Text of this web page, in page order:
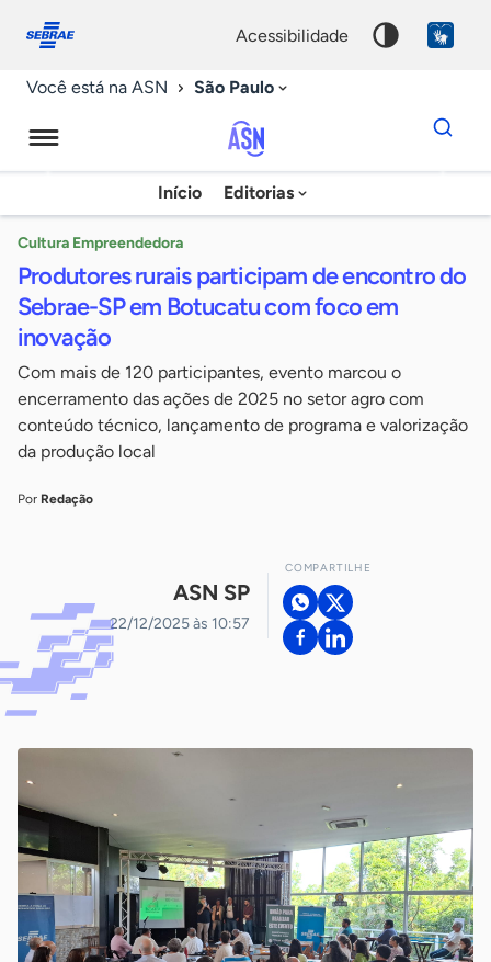
conosco
acessibilidade
Você está na ASN São Paulo
Agência
Sebrae
Notícias
Início Editorias
Dados
para
chave
Cultura Empreendedora
Produtores rurais participam de encontro do
Sebrae-SP em Botucatu com foco em
inovação
Com mais de 120 participantes, evento marcou o
encerramento das ações de 2025 no setor agro com
conteúdo técnico, lançamento de programa e valorização
da produção local
Por Redação
ASN SP
22/12/2025 às 10:57
COMPARTILHE